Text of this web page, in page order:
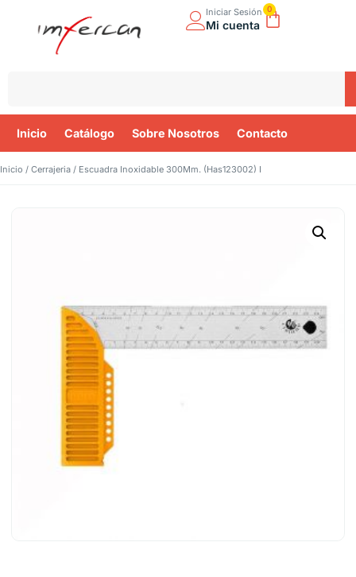
Iniciar Sesión
Mi cuenta
0
Inicio Catálogo Sobre Nosotros Contacto
Inicio / Cerrajeria / Escuadra Inoxidable 300Mm. (Has123002) I